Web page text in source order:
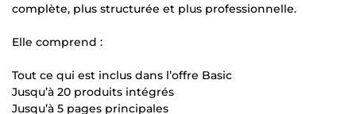
complète, plus structurée et plus professionnelle.
Elle comprend :
Tout ce qui est inclus dans l’offre Basic
Jusqu’à 20 produits intégrés
Jusqu’à 5 pages principales